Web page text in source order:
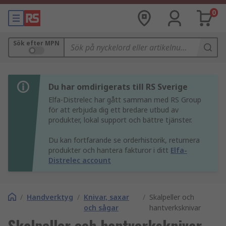
0
Sök efter MPN
Du har omdirigerats till RS Sverige
Elfa-Distrelec har gått samman med RS Group
för att erbjuda dig ett bredare utbud av
produkter, lokal support och bättre tjänster.
Du kan fortfarande se orderhistorik, returnera
produkter och hantera fakturor i ditt Elfa-
Distrelec account
/ Handverktyg / Knivar, saxar
och sågar
/ Skalpeller och
hantverksknivar